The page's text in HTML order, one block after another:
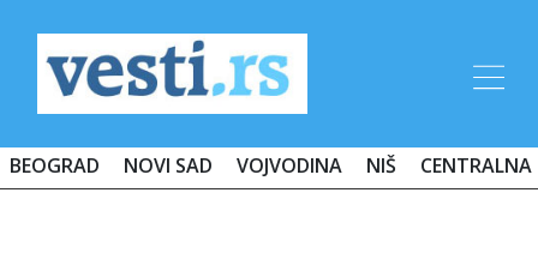
BEOGRAD NOVI SAD VOJVODINA NIŠ CENTRALNA